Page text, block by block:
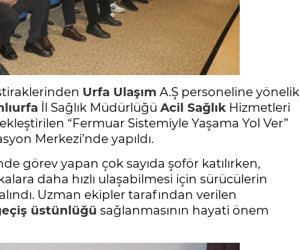
Urfa Ulaşım A.Ş personeline yönelik
İl Sağlık Müdürlüğü Acil Sağlık Hizmetleri
“Fermuar Sistemiyle Yaşama Yol Ver”
Merkezi’nde yapıldı.
görev yapan çok sayıda şoför katılırken,
daha hızlı ulaşabilmesi için sürücülerin
Uzman ekipler tarafından verilen
üstünlüğü sağlanmasının hayati önem